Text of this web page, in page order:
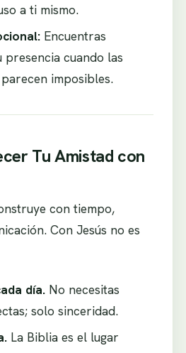
a ti mismo.
Encuentras
presencia cuando las
imposibles.
Tu Amistad con
con tiempo,
Con Jesús no es
día. No necesitas
solo sinceridad.
La Biblia es el lugar